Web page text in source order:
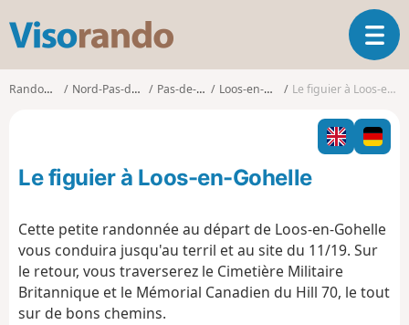
s
o
o
O
u
i
r
l
v
i
a
Randonnées Nord-Pas-de-Calais Pas-de-Calais Loos-en-Gohelle Le figuier à Loos-en-Gohelle
Le figuier à Loos-en-Gohelle
Cette petite randonnée au départ de Loos-en-Gohelle
vous conduira jusqu'au terril et au site du 11/19. Sur
le retour, vous traverserez le Cimetière Militaire
Britannique et le Mémorial Canadien du Hill 70, le tout
sur de bons chemins.